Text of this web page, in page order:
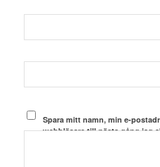
Spara mitt namn, min e-
webbläsare till nästa gång jag